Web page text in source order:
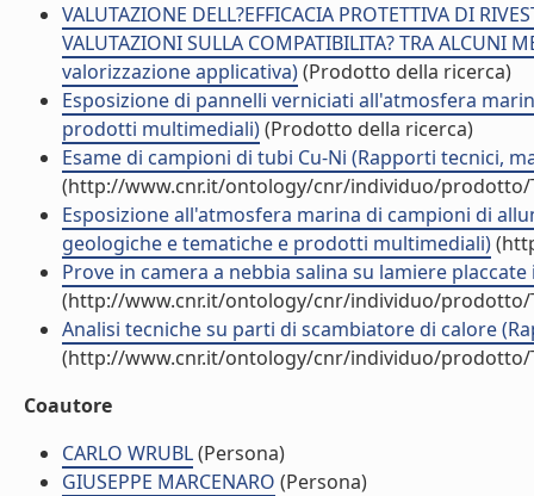
VALUTAZIONE DELL?EFFICACIA PROTETTIVA DI
VALUTAZIONI SULLA COMPATIBILITA? TRA ALCUNI
valorizzazione applicativa)(Prodotto della ricerca)
Esposizione di pannelli verniciati all'atmosfera
prodotti multimediali)(Prodotto della ricerca)
Esame di campioni di tubi Cu-Ni (Rapporti tecnici,
(http://www.cnr.it/ontology/cnr/individuo/prodotto/
Esposizione all'atmosfera marina di campioni di
geologiche e tematiche e prodotti multimediali)
Prove in camera a nebbia salina su lamiere
(http://www.cnr.it/ontology/cnr/individuo/prodotto/
Analisi tecniche su parti di scambiatore di calore
(http://www.cnr.it/ontology/cnr/individuo/prodotto/
Coautore
CARLO WRUBL(Persona)
GIUSEPPE MARCENARO (Persona)